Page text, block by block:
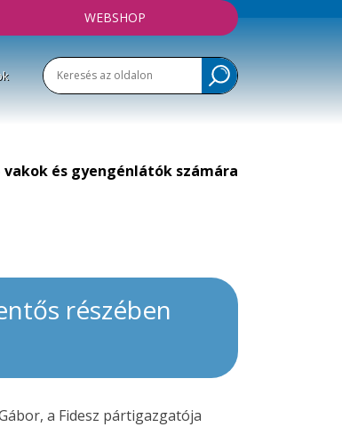
WEBSHOP
és gyengénlátók számára
részében
a Fidesz pártigazgatója